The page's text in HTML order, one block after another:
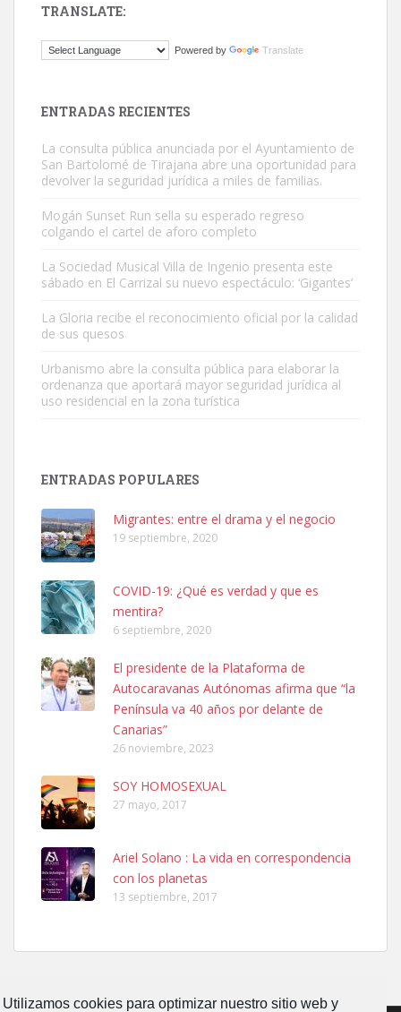
Utilizamos cookies para optimizar nuestro sitio web y
El ayuntamiento se va a llevar a Los Gatos callejeros de la zona los
Gato manso encontrado
Este gato macho ha aparecido en la calle hace menos de un mes,
es muy manso y extremadamente cari...
Leales.org » Gran Canaria
SHIBA PERDIDO AVDA JOSE MESA Y LOPEZ
PERRO MACHO RAZA SHIBA CON MICROCHIP PERDIDO HOY
06/07/2025 ZONA MESA Y LOPEZ. ES MUY ASUSTADIZO
Leales.org » Gran Canaria
6.7.2025
Ninfa perdida
El día 5 se los perdió una ninfa papillera, asustada tiene miedo a la
calle, se perdió por la zon...
TRANSLATE:
Powered by Translate
ENTRADAS RECIENTES
La consulta pública anunciada por el Ayuntamiento de
San Bartolomé de Tirajana abre una oportunidad para
devolver la seguridad jurídica a miles de familias.
Mogán Sunset Run sella su esperado regreso
colgando el cartel de aforo completo
La Sociedad Musical Villa de Ingenio presenta este
sábado en El Carrizal su nuevo espectáculo: ‘Gigantes’
La Gloria recibe el reconocimiento oficial por la calidad
de sus quesos
Urbanismo abre la consulta pública para elaborar la
ordenanza que aportará mayor seguridad jurídica al
uso residencial en la zona turística
ENTRADAS POPULARES
Migrantes: entre el drama y el negocio
19 septiembre, 2020
COVID-19: ¿Qué es verdad y que es
mentira?
6 septiembre, 2020
El presidente de la Plataforma de
Autocaravanas Autónomas afirma que “la
Península va 40 años por delante de
Canarias”
26 noviembre, 2023
SOY HOMOSEXUAL
27 mayo, 2017
Ariel Solano : La vida en correspondencia
con los planetas
13 septiembre, 2017